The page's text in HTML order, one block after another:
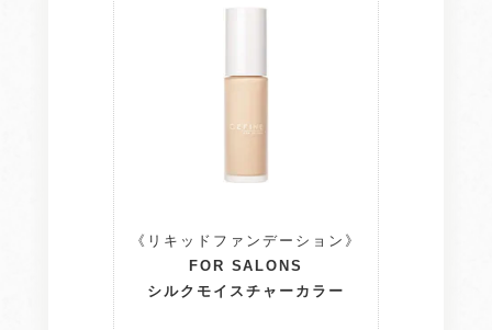
《リキッドファンデーション》
FOR SALONS
シルクモイスチャーカラー